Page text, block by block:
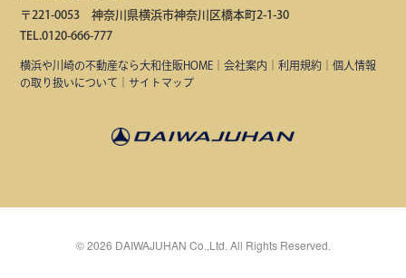
〒221-0053 神奈川県横浜市神奈川区橋本町2-1-30
TEL.0120-666-777
横浜や川崎の不動産なら大和住販HOME ｜会社案内 ｜利用規約 ｜個人情報
の取り扱いについて
サイトマップ
©2026 DAIWAJUHAN Co.,Ltd. All Rights Reserved.